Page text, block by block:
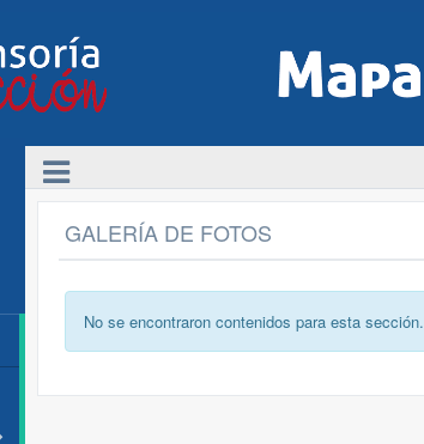
GALERÍA DE FOTOS
No se encontraron contenidos para esta sección.